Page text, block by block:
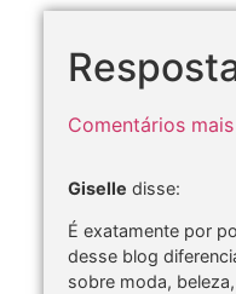
Comentários
Giselle disse:
É exatamente por
desse blog
sobre moda,